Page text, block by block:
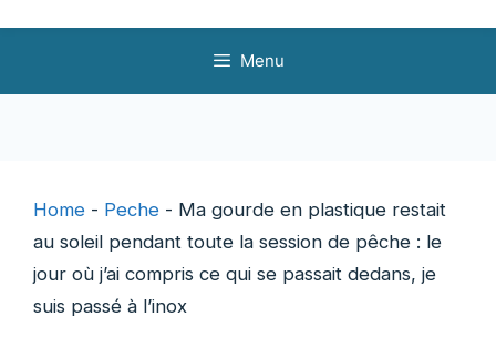
Menu
Home - Peche - Ma gourde en plastique restait
au soleil pendant toute la session de pêche : le
jour où j’ai compris ce qui se passait dedans, je
suis passé à l’inox